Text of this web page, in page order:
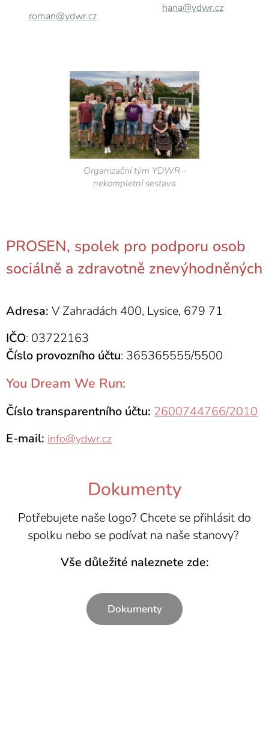
roman@ydwr.cz
hana@ydwr.cz
Organizační tým YDWR -
nekompletní sestava
PROSEN, spolek pro podporu osob
sociálně a zdravotně znevýhodněných
Adresa: V Zahradách 400, Lysice, 679 71
IČO: 03722163
Číslo provozního účtu: 365365555/5500
You Dream We Run:
Číslo transparentního účtu: 2600744766/2010
E-mail: info@ydwr.cz
Dokumenty
Potřebujete naše logo? Chcete se přihlásit do
spolku nebo se podívat na naše stanovy?
Vše důležité naleznete zde:
Dokumenty